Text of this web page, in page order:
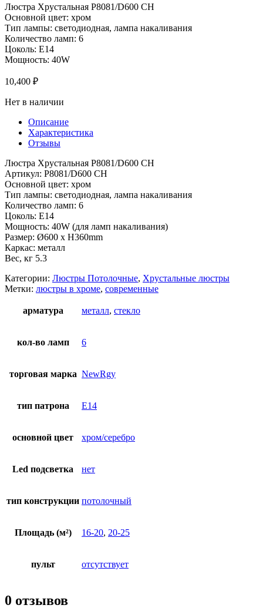
Люстра Хрустальная P8081/D600 CH
Основной цвет: хром
Тип лампы: светодиодная, лампа накаливания
Количество ламп: 6
Цоколь: E14
Мощность: 40W
10,400 ₽
Нет в наличии
Описание
Характеристика
Отзывы
Люстра Хрустальная P8081/D600 CH
Артикул: P8081/D600 CH
Основной цвет: хром
Тип лампы: светодиодная, лампа накаливания
Количество ламп: 6
Цоколь: E14
Мощность: 40W (для ламп накаливания)
Размер: Ø600 x H360mm
Каркас: металл
Вес, кг 5.3
Категории: Люстры Потолочные, Хрустальные люстры
Метки: люстры в хроме, современные
арматура металл, стекло
кол-во ламп 6
торговая марка NewRgy
тип патрона E14
основной цвет хром/серебро
Led подсветка нет
тип конструкции потолочный
Площадь (м²) 16-20, 20-25
пульт отсутствует
0 отзывов